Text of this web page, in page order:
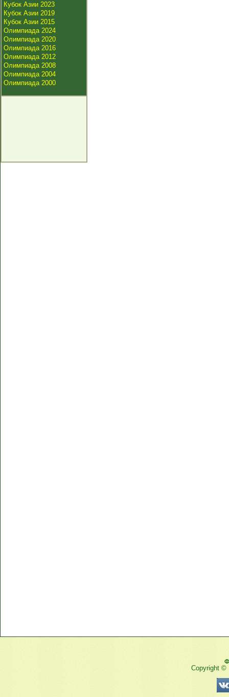
Кубок Азии 2023
Кубок Азии 2019
Кубок Азии 2015
Олимпиада 2024
Олимпиада 2020
Олимпиада 2016
Олимпиада 2012
Олимпиада 2008
Олимпиада 2004
Олимпиада 2000
Copyright ©